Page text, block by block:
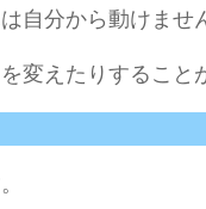
自分から動けませ
変えたりすること